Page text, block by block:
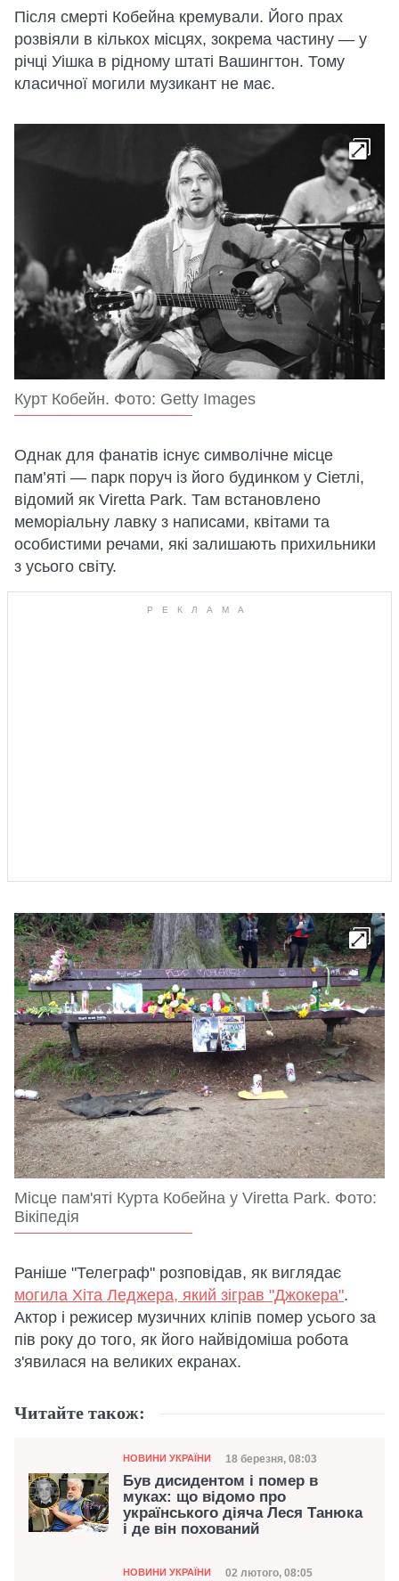
Після смерті Кобейна кремували. Його прах
розвіяли в кількох місцях, зокрема частину — у
річці Уішка в рідному штаті Вашингтон. Тому
класичної могили музикант не має.
Курт Кобейн. Фото: Getty Images
Однак для фанатів існує символічне місце
пам’яті — парк поруч із його будинком у Сіетлі,
відомий як Viretta Park. Там встановлено
меморіальну лавку з написами, квітами та
особистими речами, які залишають прихильники
з усього світу.
Місце пам'яті Курта Кобейна у Viretta Park. Фото:
Вікіпедія
Раніше "Телеграф" розповідав, як виглядає
могила Хіта Леджера, який зіграв "Джокера".
Актор і режисер музичних кліпів помер усього за
пів року до того, як його найвідоміша робота
з'явилася на великих екранах.
Читайте також:
Категорія
НОВИНИ УКРАЇНИ Дата публікації
18 березня, 08:03
Був дисидентом і помер в
муках: що відомо про
українського діяча Леся Танюка
і де він похований
Категорія
НОВИНИ УКРАЇНИ Дата публікації
02 лютого, 08:05